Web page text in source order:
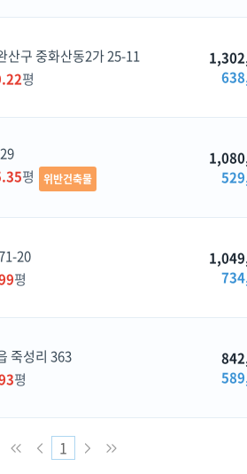
산구 중화산동2가 25-11
평
평 위반건축물
20
평
죽성리 363
평
1